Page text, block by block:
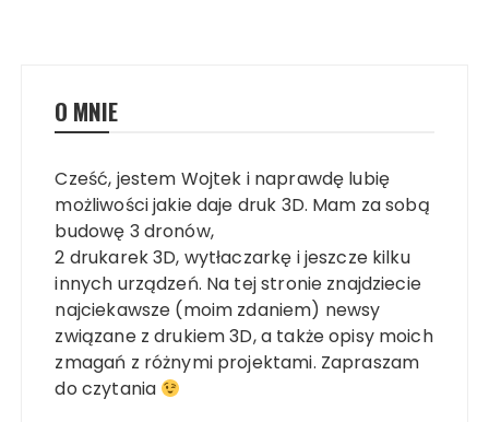
O MNIE
Cześć, jestem Wojtek i naprawdę lubię
możliwości jakie daje druk 3D. Mam za sobą
budowę 3 dronów,
2 drukarek 3D, wytłaczarkę i jeszcze kilku
innych urządzeń. Na tej stronie znajdziecie
najciekawsze (moim zdaniem) newsy
związane z drukiem 3D, a także opisy moich
zmagań z różnymi projektami. Zapraszam
do czytania